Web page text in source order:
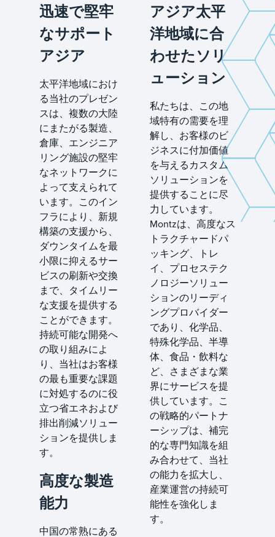
迅速で堅牢
なサポート
アジア
太平洋地域におけ
る当社のプレゼン
スは、複数の大陸
にまたがる製造、
倉庫、エンジニア
リング施設の堅牢
なネットワークに
よって支えられて
います。このイン
フラにより、新規
構築の支援から、
ダウンタイムを最
小限に抑えるサー
ビスの刷新や交換
まで、タイムリー
な支援を提供する
ことができます。
持続可能な開発へ
の取り組みによ
り、当社はお客様
の最も重要な課題
に対処するのに役
立つ省エネおよび
排出削減ソリュー
ションを提供しま
す。
高度な製造
能力
中国の常熟にある
アジア太平
洋地域に合
わせたソリ
ューション
私たちは、この地
域特有の需要を理
解し、お客様のビ
ジネスに付加価値
を与えるカスタム
ソリューションを
提供することに尽
力しています。
Montzは、高度なス
トラクチャードパ
ッキング、トレ
イ、プロセステク
ノロジーソリュー
ションのリーディ
ングプロバイダー
であり、化学品、
特殊化学品、半導
体、食品・飲料な
ど、さまざまな業
界にサービスを提
供しています。こ
の戦略的パートナ
ーシップは、補完
的な専門知識を組
み合わせて、当社
の能力を拡大し、
産業運営の持続可
能性を強化しま
す。